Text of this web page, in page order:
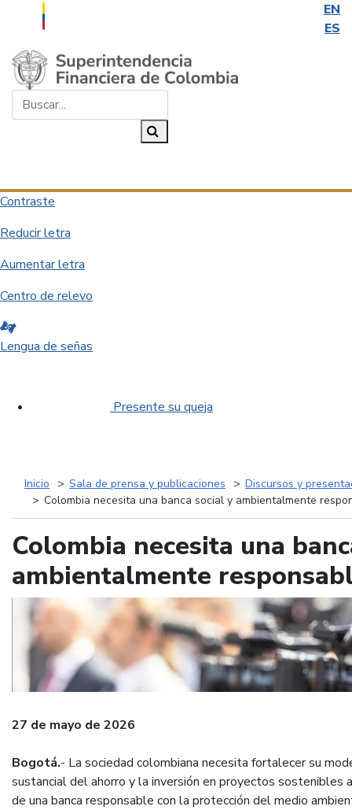
EN
ES
Saltar al contenido principal
Contraste
Reducir letra
Aumentar letra
Centro de relevo
Lengua de señas
Presente su queja
Inicio Sala de prensa y publicaciones
Discursos y
Colombia necesita una banca social y ambientalmente
Colombia necesita una
ambientalmente
27 de mayo de 2026
Bogotá.- La sociedad colombiana necesita fortalecer su
sustancial del ahorro y la inversión en proyectos sostenibles
de una banca responsable con la protección del medio